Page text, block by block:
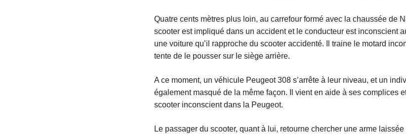
Quatre cents mètres plus loin, au carrefour formé avec la chaussée de
scooter est impliqué dans un accident et le conducteur est inconscient
une voiture qu’il rapproche du scooter accidenté. Il traine le motard
tente de le pousser sur le siège arrière.
A ce moment, un véhicule Peugeot 308 s’arrête à leur niveau, et un
également masqué de la même façon. Il vient en aide à ses complices
scooter inconscient dans la Peugeot.
Le passager du scooter, quant à lui, retourne chercher une arme